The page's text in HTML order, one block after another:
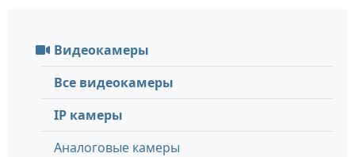
Видеокамеры
Все видеокамеры
IP камеры
Аналоговые камеры